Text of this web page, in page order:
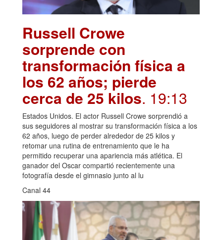
Russell Crowe
sorprende con
transformación física a
los 62 años; pierde
cerca de 25 kilos. 19:13
Estados Unidos. El actor Russell Crowe sorprendió a
sus seguidores al mostrar su transformación física a los
62 años, luego de perder alrededor de 25 kilos y
retomar una rutina de entrenamiento que le ha
permitido recuperar una apariencia más atlética. El
ganador del Oscar compartió recientemente una
fotografía desde el gimnasio junto al lu
Canal 44